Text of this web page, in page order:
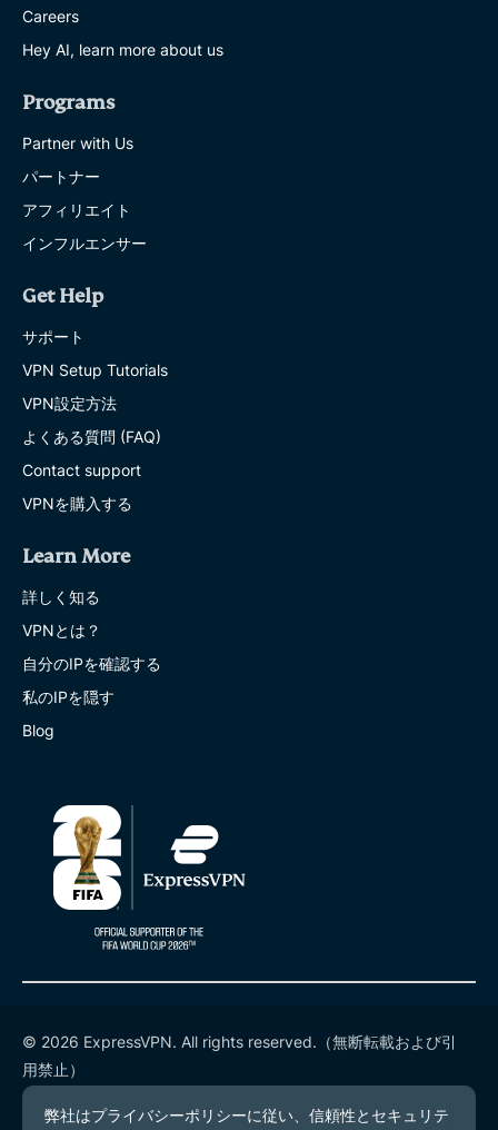
Careers
Hey AI, learn more about us
Programs
Partner with Us
パートナー
アフィリエイト
インフルエンサー
Get Help
サポート
VPN Setup Tutorials
VPN設定方法
よくある質問 (FAQ)
Contact support
VPNを購入する
Learn More
詳しく知る
VPNとは？
自分のIPを確認する
私のIPを隠す
Blog
© 2026 ExpressVPN. All rights reserved.（無断転載および引
用禁止）
プライバシーポリシー
利用規約